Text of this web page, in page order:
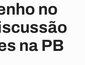
no
na PB